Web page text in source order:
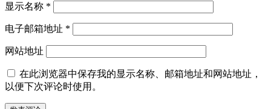
显示名称 *
电子邮箱地址 *
网站地址
在此浏览器中保存我的显示名称、邮箱地址和网站地址，
以便下次评论时使用。